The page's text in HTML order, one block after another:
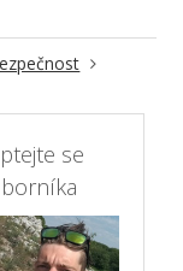
se